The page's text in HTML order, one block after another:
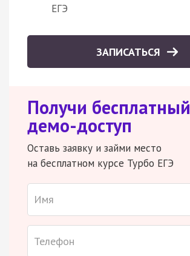
ЕГЭ
ЗАПИСАТЬСЯ
Получи бесплатный
демо-доступ
Оставь заявку и займи место
на бесплатном курсе Турбо ЕГЭ